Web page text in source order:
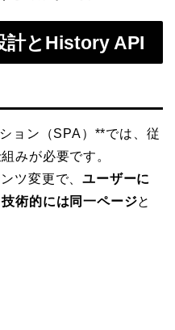
計とHistory API
ョン（SPA）**では、従
みが必要です。
ツ変更で、ユーザーに
術的には同一ページと